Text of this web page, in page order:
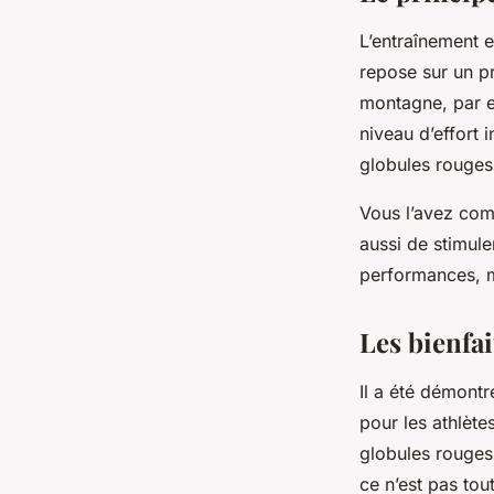
L’entraînement
repose sur un
montagne, par
niveau d’effort
globules
Vous l’avez
aussi de
performances,
Les
Il a été
pour les
globules
ce n’est pas